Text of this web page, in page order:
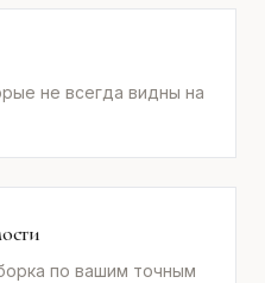
не всегда видны на
по вашим точным